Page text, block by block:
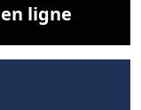
ligne